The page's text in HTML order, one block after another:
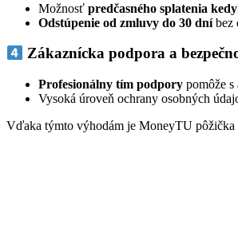
Možnosť predčasného splatenia
Odstúpenie od zmluvy do 30 dníbez
Zákaznícka podpora a
Profesionálny tím podpory pomôže
Vysoká úroveň ochrany osobných
Vďaka týmto výhodám je MoneyTU